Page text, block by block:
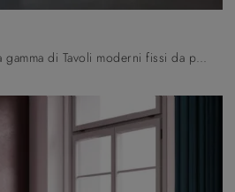
Clicca e scopri una ricca gamma di Tavoli moderni fissi da pranzo! Il modello Eclipse di Pizzolato ti aspetta.